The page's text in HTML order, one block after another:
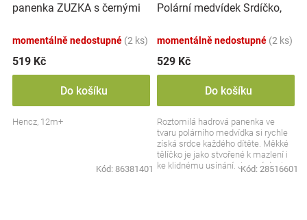
panenka ZUZKA s černými
momentálně nedostupné (2 ks)
519 Kč
Do košíku
Hencz, 12m+
Kód: 86381401
Polární medvídek Srdíčko,
momentálně nedostupné (2 ks)
529 Kč
Do košíku
Roztomilá hadrová panenka ve
tvaru polárního medvídka si rychle
získá srdce každého dítěte. Měkké
tělíčko je jako stvořené k mazlení i
ke klidnému usínání. Jemný design
Kód: 28516601